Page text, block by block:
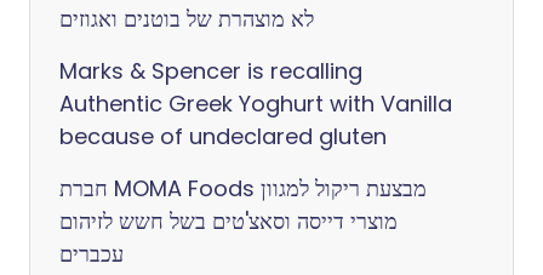
לא מוצהרת של בוטנים ואגוזים
Marks & Spencer is recalling
Authentic Greek Yoghurt with Vanilla
because of undeclared gluten
חברת MOMA Foods מבצעת ריקול למגוון
מוצרי דייסה וסאצ'טים בשל חשש לזיהום
עכברים